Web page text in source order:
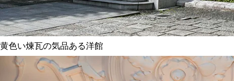
黄色い煉瓦の気品ある洋館